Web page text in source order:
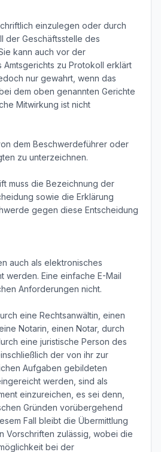
einzulegen oder durch
der Geschäftsstelle des
kann auch vor der
Amtsgerichts zu Protokoll erklärt
nur gewahrt, wenn das
dem oben genannten Gerichte
Mitwirkung ist nicht
dem Beschwerdeführer oder
zu unterzeichnen.
muss die Bezeichnung der
sowie die Erklärung
gegen diese Entscheidung
auch als elektronisches
werden. Eine einfache E-Mail
Anforderungen nicht.
eine Rechtsanwältin, einen
Notarin, einen Notar, durch
eine juristische Person des
der von ihr zur
Aufgaben gebildeten
werden, sind als
einzureichen, es sei denn,
Gründen vorübergehend
Fall bleibt die Übermittlung
Vorschriften zulässig, wobei die
bei der